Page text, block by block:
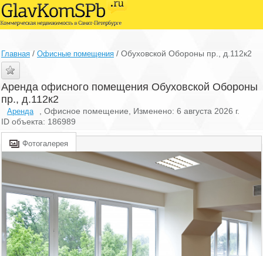
Главная / Офисные помещения / Обуховской Обороны пр., д.112к2
Аренда офисного помещения Обуховской Обороны
пр., д.112к2
Аренда
, Офисное помещение, Изменено: 6 августа 2026 г.
ID объекта: 186989
Фотогалерея